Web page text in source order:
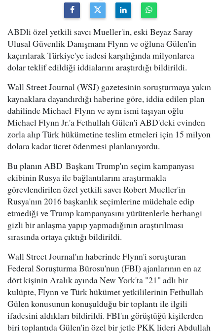
ABDli özel yetkili savcı Mueller'in, eski Beyaz Saray
Ulusal Güvenlik Danışmanı Flynn ve oğluna Gülen'in
kaçırılarak Türkiye'ye iadesi karşılığında milyonlarca
dolar teklif edildiği iddialarını araştırdığı bildirildi.
Wall Street Journal (WSJ) gazetesinin soruşturmaya yakın
kaynaklara dayandırdığı haberine göre, iddia edilen plan
dahilinde Michael Flynn ve aynı ismi taşıyan oğlu
Michael Flynn Jr.'a Fethullah Gülen'i ABD'deki evinden
zorla alıp Türk hükümetine teslim etmeleri için 15 milyon
dolara kadar ücret ödenmesi planlanıyordu.
Bu planın ABD Başkanı Trump'ın seçim kampanyası
ekibinin Rusya ile bağlantılarını araştırmakla
görevlendirilen özel yetkili savcı Robert Mueller'in
Rusya'nın 2016 başkanlık seçimlerine müdehale edip
etmediği ve Trump kampanyasını yürütenlerle herhangi
gizli bir anlaşma yapıp yapmadığının araştırılması
sırasında ortaya çıktığı bildirildi.
Wall Street Journal'ın haberinde Flynn'i soruşturan
Federal Soruşturma Bürosu'nun (FBI) ajanlarının en az
dört kişinin Aralık ayında New York'ta "21" adlı bir
kulüpte, Flynn ve Türk hükümet yetkililerinin Fethullah
Gülen konusunun konuşulduğu bir toplantı ile ilgili
ifadesini aldıkları bildirildi. FBI'ın görüştüğü kişilerden
biri toplantıda Gülen'in özel bir jetle PKK lideri Abdullah